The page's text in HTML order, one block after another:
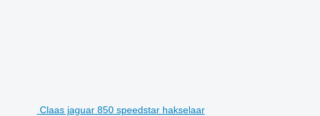
Claas jaguar 850 speedstar hakselaar